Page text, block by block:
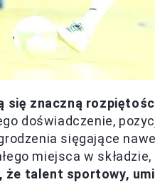
się znaczną
doświadczenie,
sięgające
miejsca w
że talent sportowy,